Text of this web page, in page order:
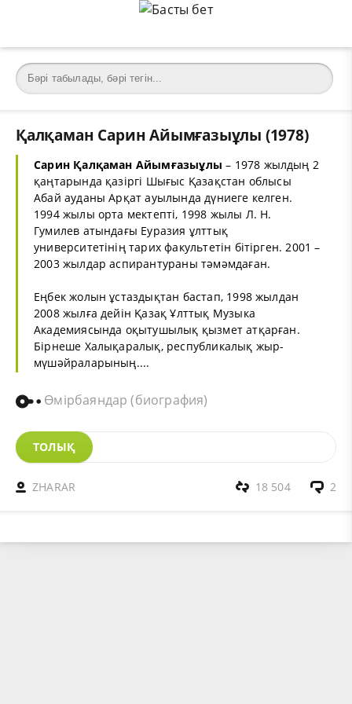
Қалқаман Сарин Айымғазыұлы (1978)
Сарин Қалқаман Айымғазыұлы – 1978 жылдың 2
қаңтарында қазіргі Шығыс Қазақстан облысы
Абай ауданы Арқат ауылында дүниеге келген.
1994 жылы орта мектепті, 1998 жылы Л. Н.
Гумилев атындағы Еуразия ұлттық
университетінің тарих факультетін бітірген. 2001 –
2003 жылдар аспирантураны тәмәмдаған.
Еңбек жолын ұстаздықтан бастап, 1998 жылдан
2008 жылға дейін Қазақ Ұлттық Музыка
Академиясында оқытушылық қызмет атқарған.
Бірнеше Халықаралық, республикалық жыр-
мүшәйраларының....
Өмірбаяндар (биография)
ТОЛЫҚ
ZHARAR 2
18 504